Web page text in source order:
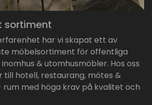
sortiment
har vi skapat ett av
möbelsortiment för offentliga
& utomhusmöbler. Hos oss
till hotell, restaurang, mötes &
med höga krav på kvalitet och